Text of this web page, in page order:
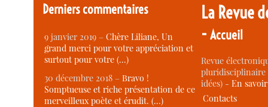
Derniers commentaires
9 janvier 2019 –Chère Liliane, Un
grand merci pour votre appréciation et
surtout pour votre (…)
30 décembre 2018 –Bravo !
Somptueuse et riche présentation de ce
merveilleux poète et érudit. (…)
La Revue
-Accueil
Revue
idées) -En
Contacts